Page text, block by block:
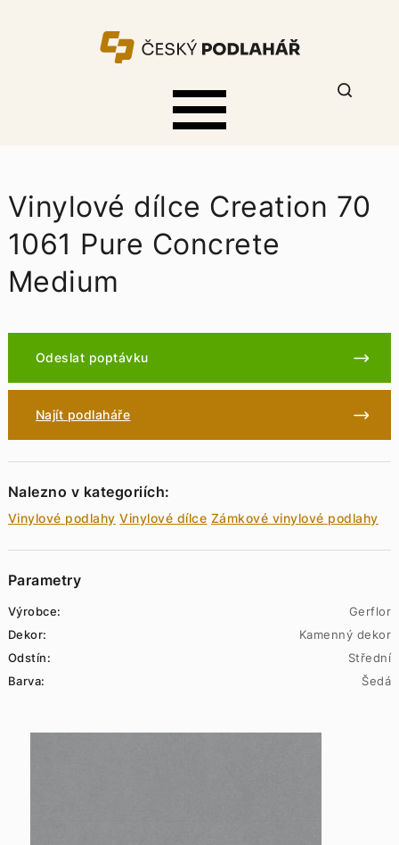
Vinylové dílce Creation 70
1061 Pure Concrete
Medium
Odeslat poptávku
Najít podlaháře
Nalezno v kategoriích:
Vinylové podlahy Vinylové dílce Zámkové vinylové podlahy
Parametry
Výrobce:
Gerflor
Dekor:
Kamenný dekor
Odstín:
Střední
Barva:
Šedá